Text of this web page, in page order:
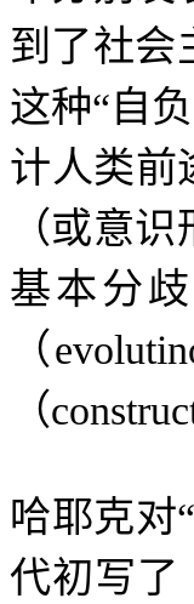
到了社会
这种“自负
计人类前
（或意
基本分歧
（
（
哈耶克对“
代初写了